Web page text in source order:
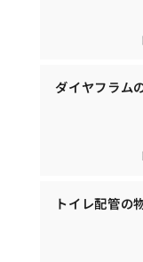
ダイヤフラム
トイレ配管の